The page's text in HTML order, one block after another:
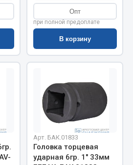
электрика
клавишные
Опт
при полной предоплате
В корзину
Арт. БАК.01833
Головка торцевая
ударная 6гр. 1" 33мм